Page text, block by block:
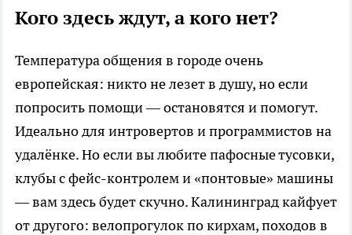
Кого здесь ждут, а кого нет?
Температура общения в городе очень
европейская: никто не лезет в душу, но если
попросить помощи — остановятся и помогут.
Идеально для интровертов и программистов на
удалёнке. Но если вы любите пафосные тусовки,
клубы с фейс-контролем и «понтовые» машины
— вам здесь будет скучно. Калининград кайфует
от другого: велопрогулок по кирхам, походов в